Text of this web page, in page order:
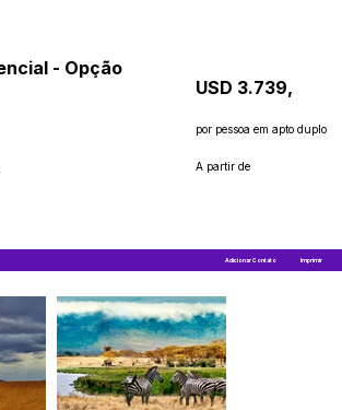
Adicionar Contato Imprimir
- Opção
A partir de
USD 3.739,
por pessoa em apto duplo